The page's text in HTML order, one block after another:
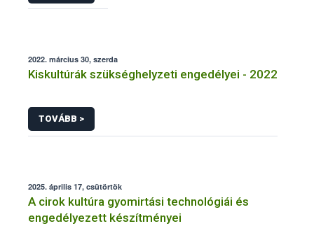
2022. március 30, szerda
Kiskultúrák szükséghelyzeti engedélyei - 2022
TOVÁBB >
2025. április 17, csütörtök
A cirok kultúra gyomirtási technológiái és
engedélyezett készítményei